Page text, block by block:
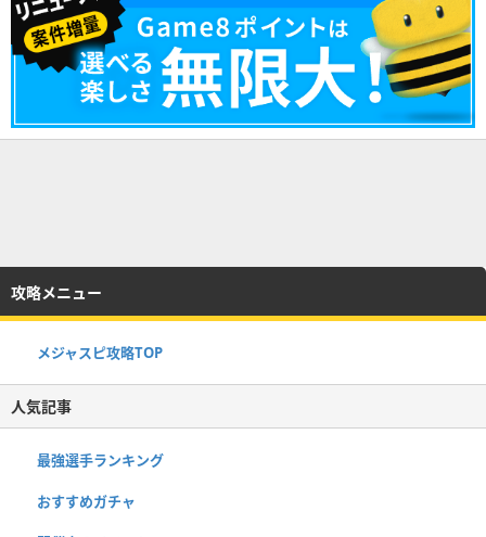
攻略メニュー
メジャスピ攻略TOP
人気記事
最強選手ランキング
おすすめガチャ